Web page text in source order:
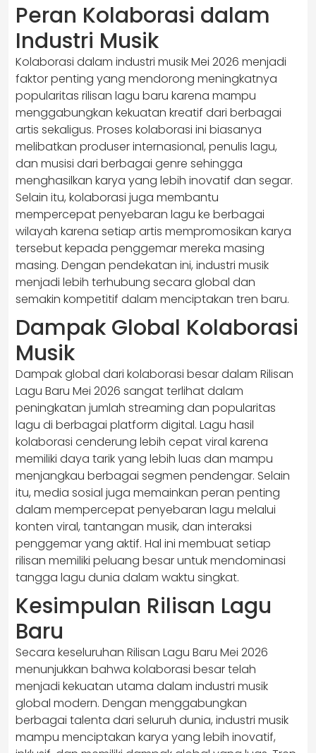
Peran Kolaborasi dalam
Industri Musik
Kolaborasi dalam industri musik Mei 2026 menjadi
faktor penting yang mendorong meningkatnya
popularitas rilisan lagu baru karena mampu
menggabungkan kekuatan kreatif dari berbagai
artis sekaligus. Proses kolaborasi ini biasanya
melibatkan produser internasional, penulis lagu,
dan musisi dari berbagai genre sehingga
menghasilkan karya yang lebih inovatif dan segar.
Selain itu, kolaborasi juga membantu
mempercepat penyebaran lagu ke berbagai
wilayah karena setiap artis mempromosikan karya
tersebut kepada penggemar mereka masing
masing. Dengan pendekatan ini, industri musik
menjadi lebih terhubung secara global dan
semakin kompetitif dalam menciptakan tren baru.
Dampak Global Kolaborasi
Musik
Dampak global dari kolaborasi besar dalam Rilisan
Lagu Baru Mei 2026 sangat terlihat dalam
peningkatan jumlah streaming dan popularitas
lagu di berbagai platform digital. Lagu hasil
kolaborasi cenderung lebih cepat viral karena
memiliki daya tarik yang lebih luas dan mampu
menjangkau berbagai segmen pendengar. Selain
itu, media sosial juga memainkan peran penting
dalam mempercepat penyebaran lagu melalui
konten viral, tantangan musik, dan interaksi
penggemar yang aktif. Hal ini membuat setiap
rilisan memiliki peluang besar untuk mendominasi
tangga lagu dunia dalam waktu singkat.
Kesimpulan Rilisan Lagu
Baru
Secara keseluruhan Rilisan Lagu Baru Mei 2026
menunjukkan bahwa kolaborasi besar telah
menjadi kekuatan utama dalam industri musik
global modern. Dengan menggabungkan
berbagai talenta dari seluruh dunia, industri musik
mampu menciptakan karya yang lebih inovatif,